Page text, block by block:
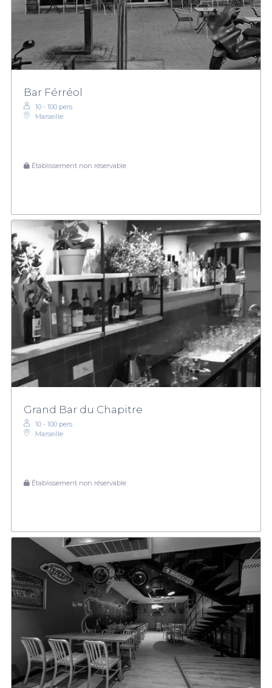
Bar Férréol
10 - 100 pers.
Marseille
Établissement non réservable
Grand Bar du Chapitre
10 - 100 pers.
Marseille
Établissement non réservable